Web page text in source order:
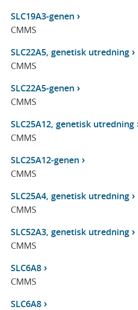
SLC19A3-genen
CMMS
SLC22A5, genetisk utredning
CMMS
SLC22A5-genen
CMMS
SLC25A12, genetisk utredning
CMMS
SLC25A12-genen
CMMS
SLC25A4, genetisk utredning
CMMS
SLC52A3, genetisk utredning
CMMS
SLC6A8
CMMS
SLC6A8